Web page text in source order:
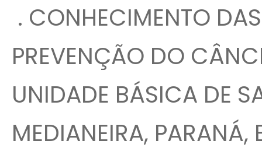
. CONHECIMENTO
PREVENÇÃO DO
UNIDADE BÁSICA DE
MEDIANEIRA, PARANÁ,